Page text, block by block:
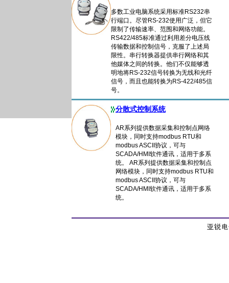
多数工业电脑系统采用标准RS232串
行端口。尽管RS-232使用广泛，但它
限制了传输速率、范围和网络功能。
RS422/485标准通过利用差分电压线
传输数据和控制信号，克服了上述局
限性。串行转换器提供串行网络和其
他媒体之间的转换。他们不仅能够透
明地将RS-232信号转换为无线和光纤
信号，而且也能转换为RS-422/485信
号。
分散式控制系统
AR系列提供数据采集和控制点网络
模块，同时支持modbus RTU和
modbus ASCII协议，可与
SCADA/HMI软件通讯，适用于多系
统。 AR系列提供数据采集和控制点
网络模块，同时支持modbus RTU和
modbus ASCII协议，可与
SCADA/HMI软件通讯，适用于多系
统。